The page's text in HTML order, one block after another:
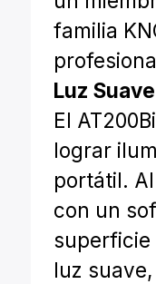
familia
Luz
El
lograr
portátil.
con un
superficie
luz